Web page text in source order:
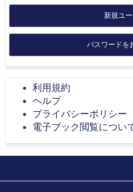
新規ユ
パスワードを
利用規約
ヘルプ
プライバシーポリシー
電子ブック閲覧につい